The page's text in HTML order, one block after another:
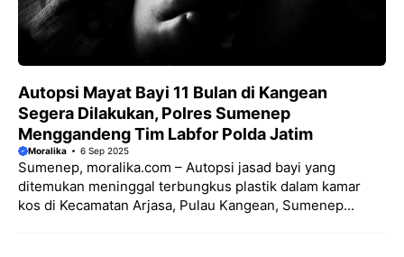
Autopsi Mayat Bayi 11 Bulan di Kangean
Segera Dilakukan, Polres Sumenep
Menggandeng Tim Labfor Polda Jatim
Moralika 6 Sep 2025
Sumenep, moralika.com – Autopsi jasad bayi yang
ditemukan meninggal terbungkus plastik dalam kamar
kos di Kecamatan Arjasa, Pulau Kangean, Sumenep...